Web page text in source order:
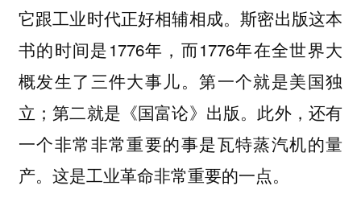
它跟工业时代正好相辅相成。斯密出版这本
书的时间是1776年，而1776年在全世界大
概发生了三件大事儿。第一个就是美国独
立；第二就是《国富论》出版。此外，还有
一个非常非常重要的事是瓦特蒸汽机的量
产。这是工业革命非常重要的一点。